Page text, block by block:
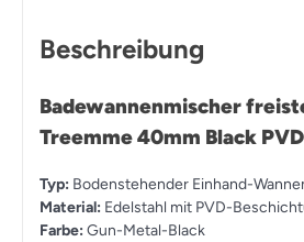
Beschreibung
Badewannenmischer
Treemme 40mm Black PVD
Typ: Bodenstehender Einhand-
Material: Edelstahl mit PVD-
Farbe: Gun-Metal-Black